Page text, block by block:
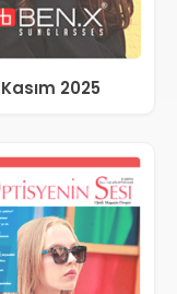
Kasım 2025